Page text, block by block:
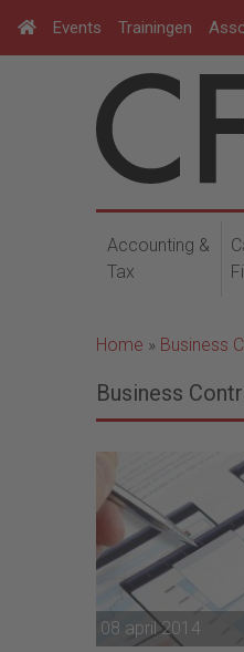
Events Trainingen
Accounting &
Tax
Home » Business
Business
08 april 2014